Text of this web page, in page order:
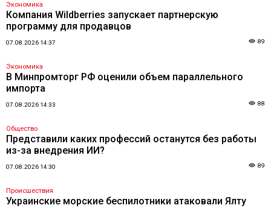
Экономика
Компания Wildberries запускает партнерскую
программу для продавцов
07.08.2026 14:37 89
Экономика
В Минпромторг РФ оценили объем параллельного
импорта
07.08.2026 14:33 88
Общество
Представили каких профессий останутся без работы
из-за внедрения ИИ?
07.08.2026 14:30 89
Происшествия
Украинские морские беспилотники атаковали Ялту